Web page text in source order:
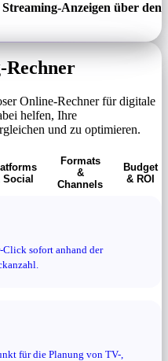
Anzeigen über den
Rechner
Online-Rechner für digitale
helfen, Ihre
und zu optimieren.
Social
Formats
&
Channels
Budget
& ROI
Click sofort anhand der
für die Planung von TV-,